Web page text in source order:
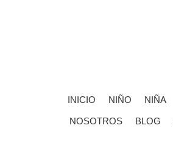
INICIO NIÑO NIÑA
NOSOTROS BLOG